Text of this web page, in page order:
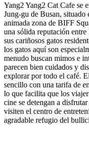
Yang2 Yang2 Cat Cafe se
Jung-gu de Busan, situado
animada zona de BIFF
una sólida reputación
sus cariñosos gatos
los gatos aquí son
menudo buscan mimos e
parecen bien cuidados y
explorar por todo el café.
sencillo con una tarifa de
lo que facilita que los
cine se detengan a
visiten el centro de
agradable refugio del